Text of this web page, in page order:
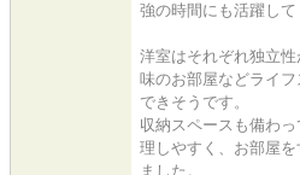
強の時間にも活躍して
洋室はそれぞれ独立
味のお部屋などライ
できそうです。
収納スペースも備わ
理しやすく、お部屋
ました。